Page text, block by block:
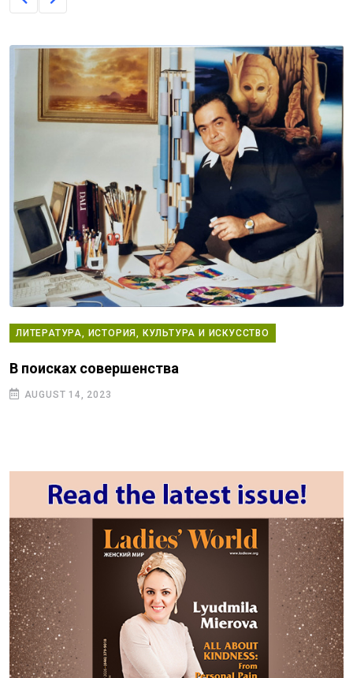
ЛИТЕРАТУРА, ИСТОРИЯ, КУЛЬТУРА И ИСКУССТВО
В поисках совершенства
AUGUST 14, 2023